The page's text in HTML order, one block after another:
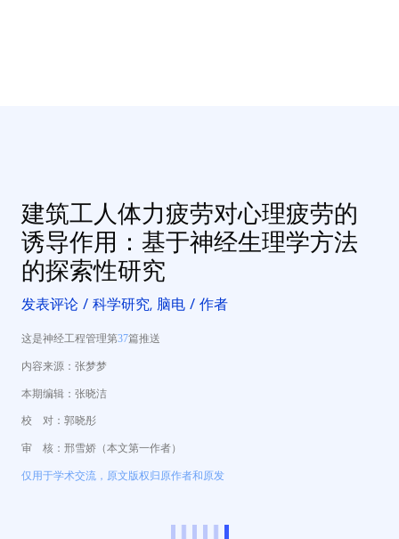
建筑工人体力疲劳对心理疲劳的
诱导作用：基于神经生理学方法
的探索性研究
发表评论 / 科学研究, 脑电/ 作者
这是神经工程管理第37篇推送
内容来源：张梦梦
本期编辑：张晓洁
校 对：郭晓彤
审 核：邢雪娇（本文第一作者）
仅用于学术交流，原文版权归原作者和原发